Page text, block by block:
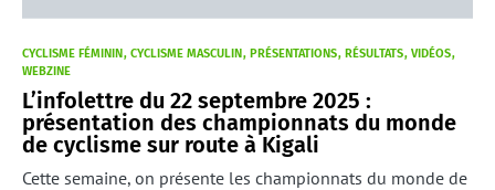
CYCLISME FÉMININ CYCLISME MASCULIN PRÉSENTATIONS RÉSULTATS VIDÉOS
WEBZINE
L’infolettre du 22 septembre 2025 :
présentation des championnats du monde
de cyclisme sur route à Kigali
Cette semaine, on présente les championnats du monde de